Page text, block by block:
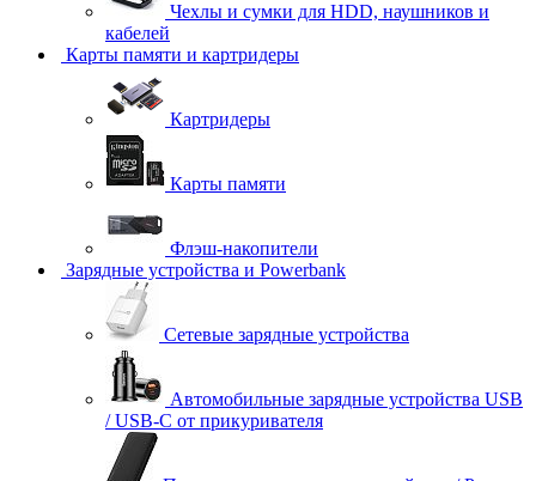
Чехлы и сумки для HDD, наушников и
кабелей
Карты памяти и картридеры
Картридеры
Карты памяти
Флэш-накопители
Зарядные устройства и Powerbank
Сетевые зарядные устройства
Автомобильные зарядные устройства USB
/ USB-C от прикуривателя